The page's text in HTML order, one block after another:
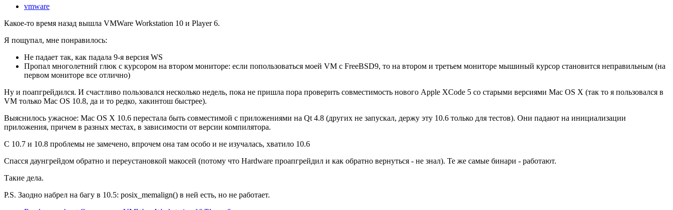
vmware
Какое-то время назад вышла VMWare Workstation 10 и Player 6.
Я пощупал, мне понравилось:
Не падает так, как падала 9-я версия WS
Пропал многолетний глюк с курсором на втором мониторе: если попользоваться моей VM с FreeBSD9, то на втором и третьем мониторе мышиный курсор становится неправильным (на
первом мониторе все отлично)
Ну и поапгрейдился. И счастливо пользовался несколько недель, пока не пришла пора проверить совместимость нового Apple XCode 5 со старыми версиями Mac OS X (так то я пользовался в
VM только Mac OS 10.8, да и то редко, хакинтош быстрее).
Выяснилось ужасное: Mac OS X 10.6 перестала быть совместимой с приложениями на Qt 4.8 (других не запускал, держу эту 10.6 только для тестов). Они падают на инициализации
приложения, причем в разных местах, в зависимости от версии компилятора.
С 10.7 и 10.8 проблемы не замечено, впрочем она там особо и не изучалась, хватило 10.6
Спасся даунгрейдом обратно и переустановкой макосей (потому что Hardware проапгрейдил и как обратно вернуться - не знал). Те же самые бинари - работают.
Такие дела.
P.S. Заодно набрел на багу в 10.5: posix_memalign() в ней есть, но не работает.